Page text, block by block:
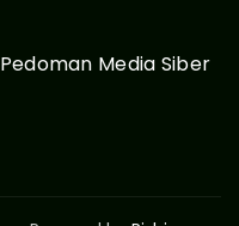
Pedoman Media Siber